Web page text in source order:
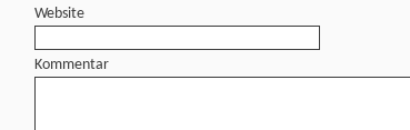
Website
Kommentar